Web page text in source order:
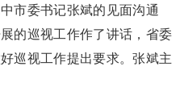
市委书记张斌的见面沟通
的巡视工作作了讲话，省委
巡视工作提出要求。张斌主